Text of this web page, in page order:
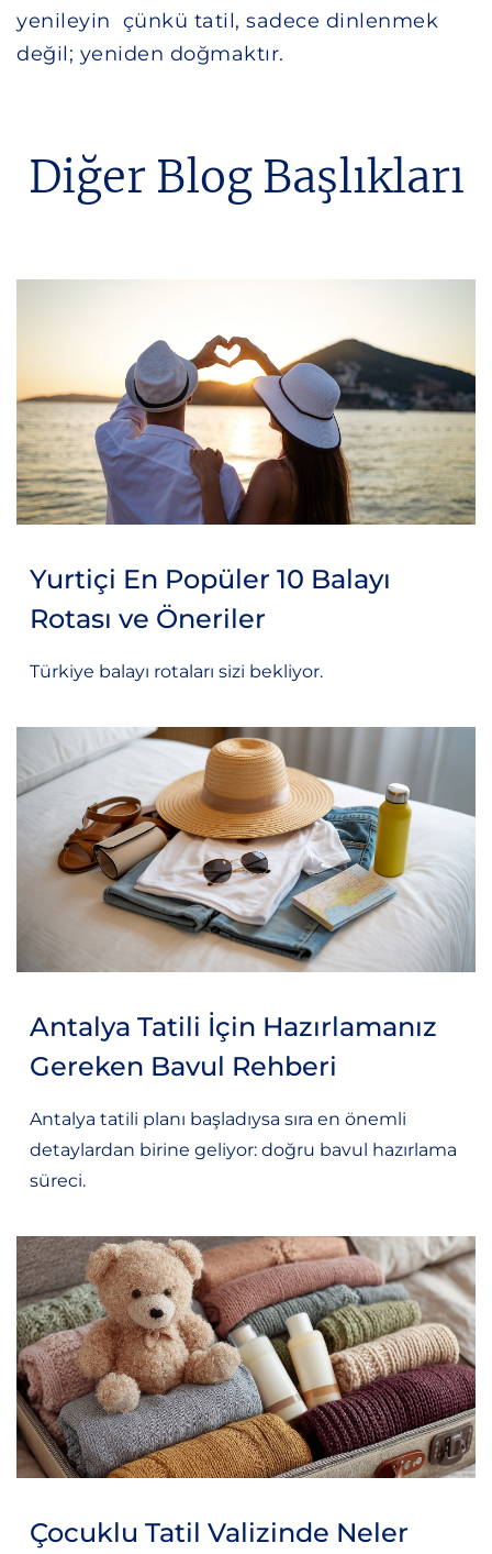
yenileyin çünkü tatil, sadece dinlenmek
değil; yeniden doğmaktır.
Diğer Blog Başlıkları
Yurtiçi En Popüler 10 Balayı
Rotası ve Öneriler
Türkiye balayı rotaları sizi bekliyor.
Antalya Tatili İçin Hazırlamanız
Gereken Bavul Rehberi
Antalya tatili planı başladıysa sıra en önemli
detaylardan birine geliyor: doğru bavul hazırlama
süreci.
Çocuklu Tatil Valizinde Neler